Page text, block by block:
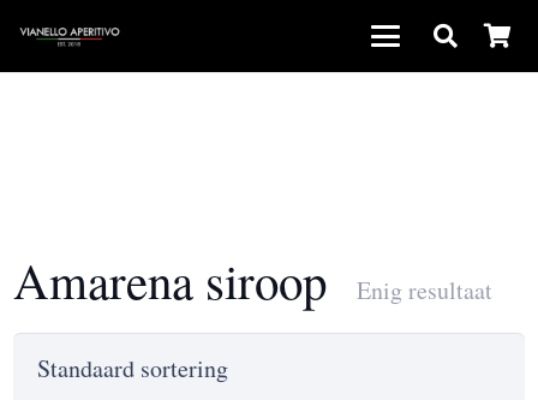
Amarena siroop Enig resultaat